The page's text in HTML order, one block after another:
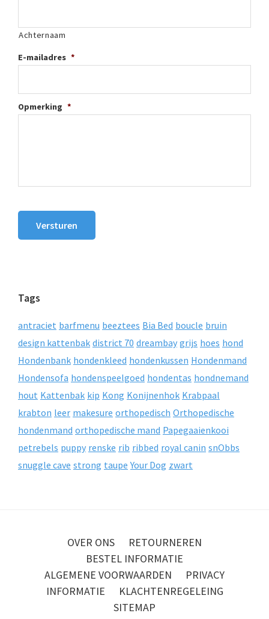
Achternaam
E-mailadres *
Opmerking *
Versturen
Tags
antraciet barfmenu beeztees Bia Bed boucle bruin
design kattenbak district 70 dreambay grijs hoes hond
Hondenbank hondenkleed hondenkussen Hondenmand
Hondensofa hondenspeelgoed hondentas hondnemand
hout Kattenbak kip Kong Konijnenhok Krabpaal
krabton leer makesure orthopedisch Orthopedische
hondenmand orthopedische mand Papegaaienkooi
petrebels puppy renske rib ribbed royal canin snObbs
snuggle cave strong taupe Your Dog zwart
OVER ONS
RETOURNEREN
BESTEL INFORMATIE
ALGEMENE VOORWAARDEN
PRIVACY
INFORMATIE
KLACHTENREGELEING
SITEMAP